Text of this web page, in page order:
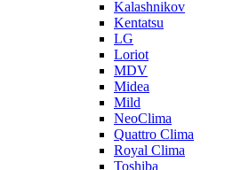
Kalashnikov
Kentatsu
LG
Loriot
MDV
Midea
Mild
NeoClima
Quattro Clima
Royal Clima
Toshiba